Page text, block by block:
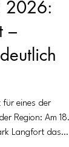
–
für eines der